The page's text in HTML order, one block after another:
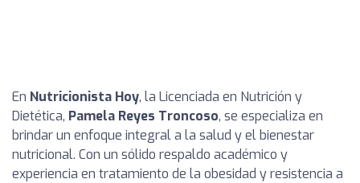
En Nutricionista Hoy, la Licenciada en Nutrición y
Dietética, Pamela Reyes Troncoso, se especializa en
brindar un enfoque integral a la salud y el bienestar
nutricional. Con un sólido respaldo académico y
experiencia en tratamiento de la obesidad y resistencia a